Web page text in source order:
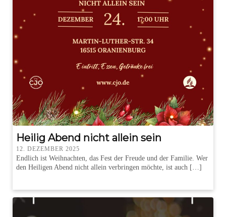
Heilig Abend nicht allein sein
12. DEZEMBER 2025
Endlich ist Weihnachten, das Fest der Freude und der Familie. Wer
den Heiligen Abend nicht allein verbringen möchte, ist auch […]